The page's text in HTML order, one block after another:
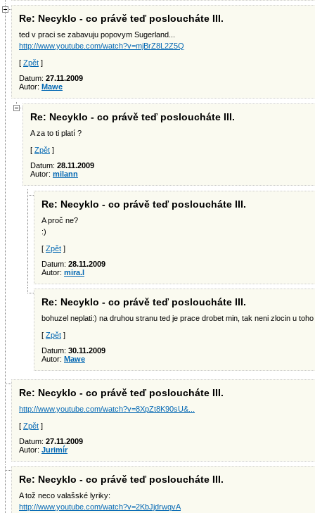
Re: Necyklo - co právě teď posloucháte III.
ted v praci se zabavuju popovym Sugerland...
http://www.youtube.com/watch?v=mjBrZ8L2Z5Q
[ Zpět ]
Datum: 27.11.2009
Autor: Mawe
Re: Necyklo - co právě teď posloucháte III.
A za to ti platí ?
[ Zpět ]
Datum: 28.11.2009
Autor: milann
Re: Necyklo - co právě teď posloucháte III.
A proč ne?
:)
[ Zpět ]
Datum: 28.11.2009
Autor: mira.l
Re: Necyklo - co právě teď posloucháte III.
bohuzel neplati:) na druhou stranu ted je prace drobet min, tak neni zlocin u
[ Zpět ]
Datum: 30.11.2009
Autor: Mawe
Re: Necyklo - co právě teď posloucháte III.
http://www.youtube.com/watch?v=8XpZt8K90sU&...
[ Zpět ]
Datum: 27.11.2009
Autor: Jurimír
Re: Necyklo - co právě teď posloucháte III.
A tož neco valašské lyriky:
http://www.youtube.com/watch?v=2KbJjdrwqvA